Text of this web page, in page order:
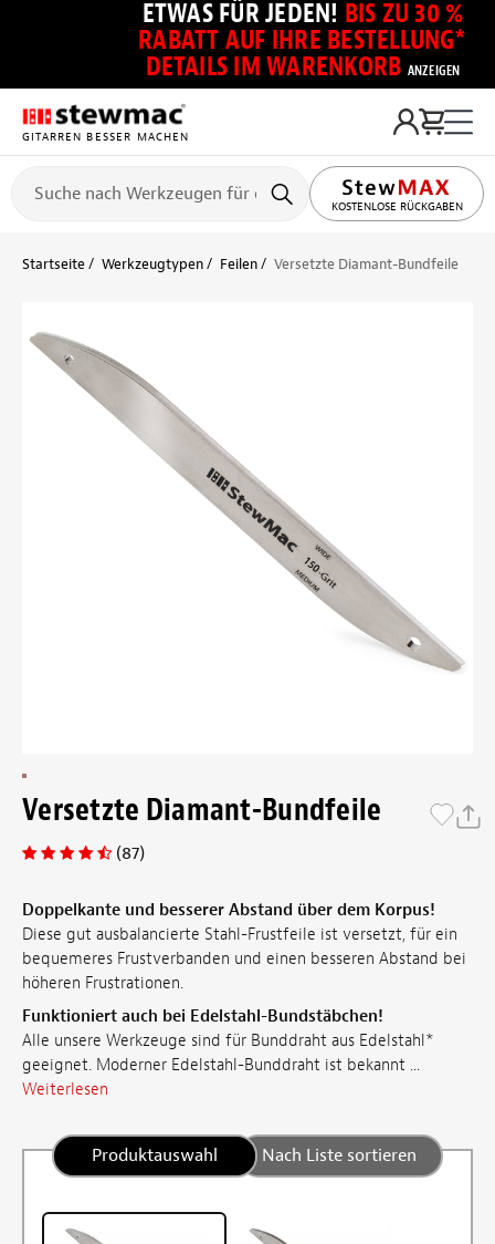
ETWAS FÜR JEDEN! BIS ZU 30 %
RABATT AUF IHRE BESTELLUNG*
DETAILS IM WARENKORB ANZEIGEN
GITARREN BESSER MACHEN
KOSTENLOSE RÜCKGABEN
Startseite Werkzeugtypen Feilen Versetzte Diamant-Bundfeile
Versetzte Diamant-Bundfeile
(87)
Doppelkante und besserer Abstand über dem Korpus!
Diese gut ausbalancierte Stahl-Frustfeile ist versetzt, für ein
bequemeres Frustverbanden und einen besseren Abstand bei
höheren Frustrationen.
Funktioniert auch bei Edelstahl-Bundstäbchen!
Alle unsere Werkzeuge sind für Bunddraht aus Edelstahl*
geeignet. Moderner Edelstahl-Bunddraht ist bekannt ...
Weiterlesen
Produktauswahl Nach Liste sortieren